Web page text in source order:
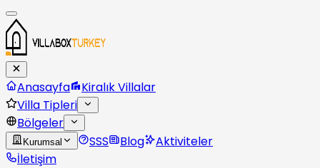
Anasayfa
Kiralık Villalar
Villa Tipleri
Bölgeler
Kurumsal SSS Blog
Aktiviteler
İletişim